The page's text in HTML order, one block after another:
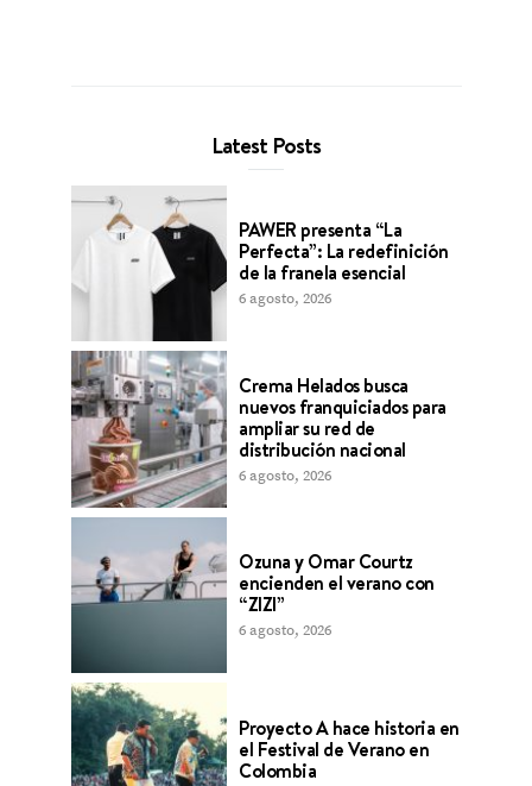
Latest Posts
PAWER presenta “La
Perfecta”: La redefinición
de la franela esencial
6 agosto, 2026
Crema Helados busca
nuevos franquiciados para
ampliar su red de
distribución nacional
6 agosto, 2026
Ozuna y Omar Courtz
encienden el verano con
“ZIZI”
6 agosto, 2026
Proyecto A hace historia en
el Festival de Verano en
Colombia